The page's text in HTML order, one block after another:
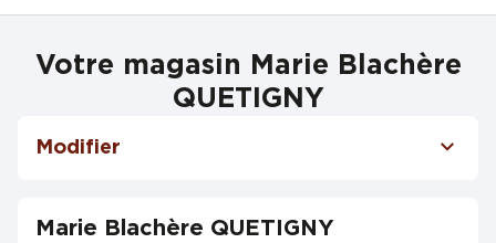
Votre magasin Marie Blachère
QUETIGNY
Modifier
Marie Blachère QUETIGNY